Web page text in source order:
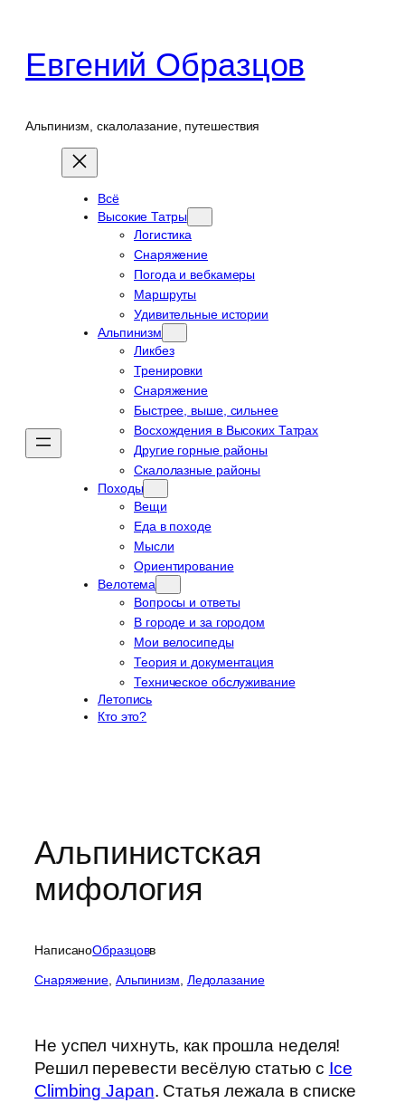
содержимому
Евгений Образцов
Альпинизм, скалолазание, путешествия
Всё
Высокие Татры
Логистика
Снаряжение
Погода и вебкамеры
Маршруты
Удивительные истории
Альпинизм
Ликбез
Тренировки
Снаряжение
Быстрее, выше, сильнее
Восхождения в Высоких Татрах
Другие горные районы
Скалолазные районы
Походы
Вещи
Еда в походе
Мысли
Ориентирование
Велотема
Вопросы и ответы
В городе и за городом
Мои велосипеды
Теория и документация
Техническое обслуживание
Летопись
Кто это?
Альпинистская
мифология
НаписаноОбразцовв
Cнаряжение, Альпинизм, Ледолазание
Не успел чихнуть, как прошла неделя!
Решил перевести весёлую статью c Ice
Climbing Japan. Статья лежала в списке